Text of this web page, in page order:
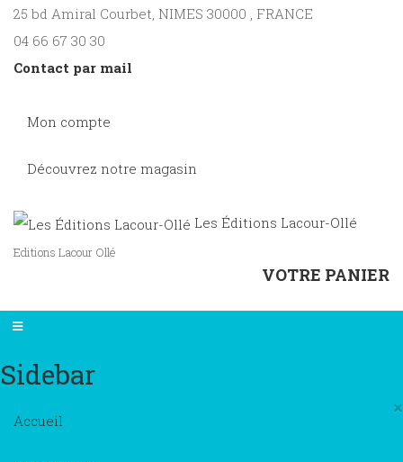
25 bd Amiral Courbet, NIMES 30000 , FRANCE
04 66 67 30 30
Contact par mail
Mon compte
Découvrez notre magasin
Les Éditions Lacour-Ollé
Editions Lacour Ollé
VOTRE PANIER
Sidebar
×
Accueil